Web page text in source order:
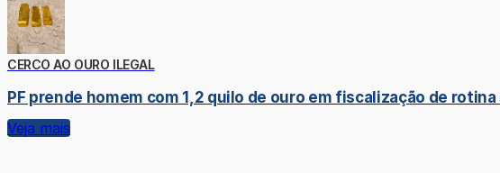
CERCO AO OURO ILEGAL
PF prende homem com 1,2 quilo de ouro em fiscalização de
Veja mais